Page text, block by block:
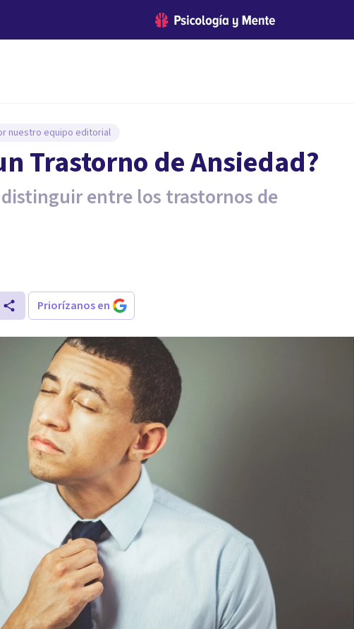
nuestro equipo editorial
Trastorno de Ansiedad?
entre los trastornos de
Priorízanos en